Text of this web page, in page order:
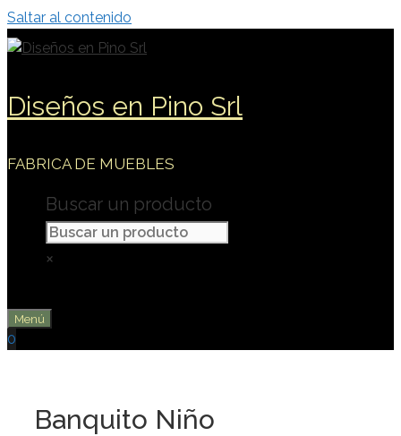
Saltar al contenido
Diseños en Pino Srl
FABRICA DE MUEBLES
Buscar un producto
×
Menú
0
Banquito Niño